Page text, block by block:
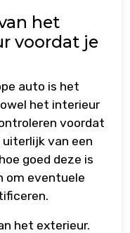
het
voordat je
auto is het
het interieur
voordat
van een
goed deze is
om eventuele
het exterieur.